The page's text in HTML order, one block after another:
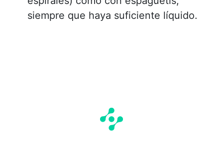
siempre que haya suficiente líquido.